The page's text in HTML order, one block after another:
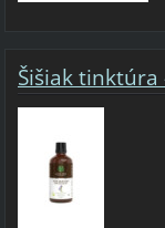
Šišiak tinktúra